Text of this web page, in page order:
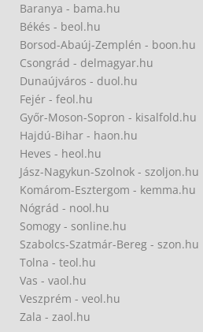
Baranya - bama.hu
Békés - beol.hu
Borsod-Abaúj-Zemplén - boon.hu
Csongrád - delmagyar.hu
Dunaújváros - duol.hu
Fejér - feol.hu
Győr-Moson-Sopron - kisalfold.hu
Hajdú-Bihar - haon.hu
Heves - heol.hu
Jász-Nagykun-Szolnok - szoljon.hu
Komárom-Esztergom - kemma.hu
Nógrád - nool.hu
Somogy - sonline.hu
Szabolcs-Szatmár-Bereg - szon.hu
Tolna - teol.hu
Vas - vaol.hu
Veszprém - veol.hu
Zala - zaol.hu